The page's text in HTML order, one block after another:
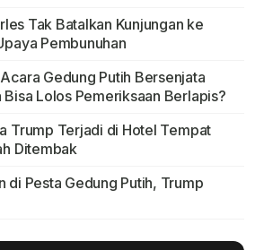
Tak Batalkan Kunjungan ke
Pembunuhan
Gedung Putih Bersenjata
Lolos Pemeriksaan Berlapis?
Trump Terjadi di Hotel Tempat
Ditembak
di Pesta Gedung Putih, Trump